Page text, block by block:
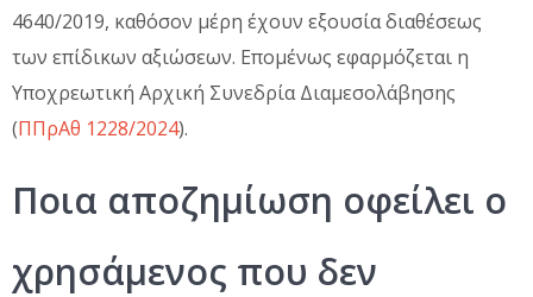
4640/2019, καθόσον μέρη έχουν εξουσία διαθέσεως
των επίδικων αξιώσεων. Επομένως εφαρμόζεται η
Υποχρεωτική Αρχική Συνεδρία Διαμεσολάβησης
(ΠΠρΑθ 1228/2024).
Ποια αποζημίωση οφείλει ο
χρησάμενος που δεν